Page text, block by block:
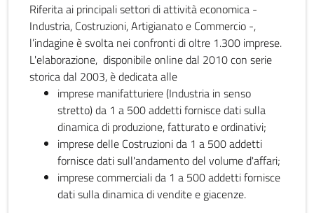
Riferita ai principali settori di attività economica -
Industria, Costruzioni, Artigianato e Commercio -,
l’indagine è svolta nei confronti di oltre 1.300 imprese.
L'elaborazione, disponibile online dal 2010 con serie
storica dal 2003, è dedicata alle
imprese manifatturiere (Industria in senso
stretto) da 1 a 500 addetti fornisce dati sulla
dinamica di produzione, fatturato e ordinativi;
imprese delle Costruzioni da 1 a 500 addetti
fornisce dati sull'andamento del volume d'affari;
imprese commerciali da 1 a 500 addetti fornisce
dati sulla dinamica di vendite e giacenze.